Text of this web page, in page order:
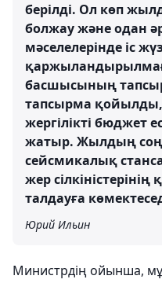
берілді. Ол көп
болжау және одан
мәселелерінде іс
басшысының
тапсырма қойылды,
жергілікті бюджет
жатыр. Жылдың
сейсмикалық
жер
талдауға
Юрий Ильин
Министрдің ойынша,